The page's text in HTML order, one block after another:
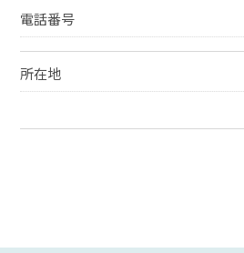
電話番号
所在地